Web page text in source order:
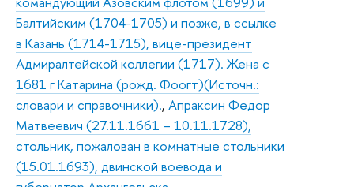
Балтийским (1704-1705) и позже, в ссылке
в Казань (1714-1715), вице-президент
Адмиралтейской коллегии (1717). Жена с
1681 г Катарина (рожд. Фоогт)(Источн.:
словари и справочники)., Апраксин Федор
Матвеевич (27.11.1661 – 10.11.1728),
стольник, пожалован в комнатные стольники
(15.01.1693), двинской воевода и